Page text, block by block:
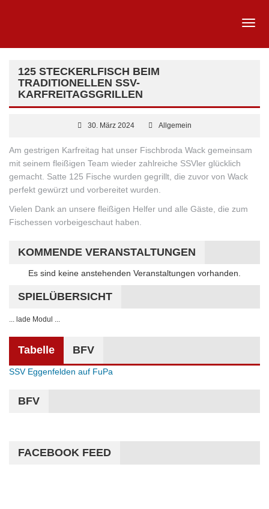
125 STECKERLFISCH BEIM
TRADITIONELLEN SSV-
KARFREITAGSGRILLEN
30. März 2024 Allgemein
Am gestrigen Karfreitag hat unser Fischbroda Wack gemeinsam
mit seinem fleißigen Team wieder zahlreiche SSVler glücklich
gemacht. Satte 125 Fische wurden gegrillt, die zuvor von Wack
perfekt gewürzt und vorbereitet wurden.
Vielen Dank an unsere fleißigen Helfer und alle Gäste, die zum
Fischessen vorbeigeschaut haben.
KOMMENDE VERANSTALTUNGEN
Hinweis
Es sind keine anstehenden Veranstaltungen vorhanden.
SPIELÜBERSICHT
... lade Modul ...
Tabelle BFV
SSV Eggenfelden auf FuPa
BFV
FACEBOOK FEED